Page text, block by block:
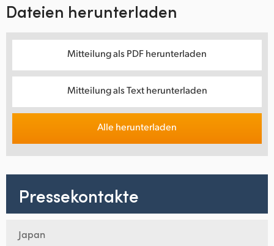
Dateien herunterladen
Mitteilung als PDF herunterladen
Mitteilung als Text herunterladen
Alle herunterladen
Pressekontakte
Japan